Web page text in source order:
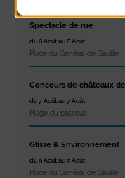
Spectacle de rue
du 6 Août au 6 Août
Place du Général de Gaulle
Concours de châteaux
du 7 Août au 7 Août
Plage du passous
Glisse & Environnement
du 9 Août au 9 Août
Place du Général de Gaulle